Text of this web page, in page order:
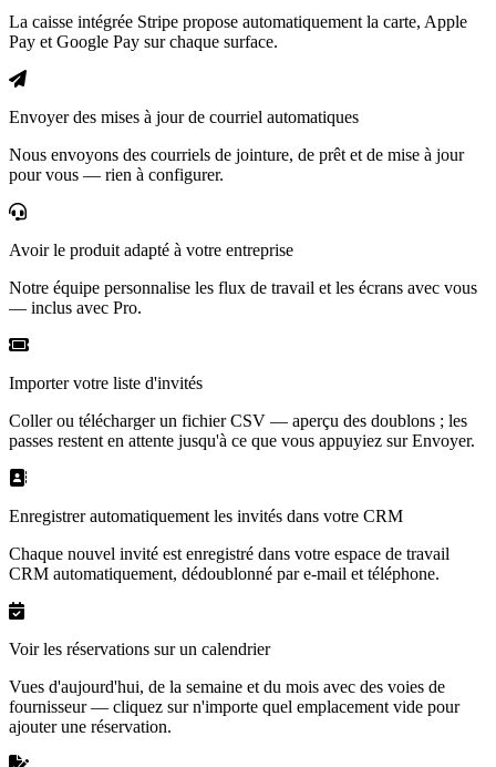
La caisse intégrée Stripe propose automatiquement la carte, Apple
Pay et Google Pay sur chaque surface.
Envoyer des mises à jour de courriel automatiques
Nous envoyons des courriels de jointure, de prêt et de mise à jour
pour vous — rien à configurer.
Avoir le produit adapté à votre entreprise
Notre équipe personnalise les flux de travail et les écrans avec vous
— inclus avec Pro.
Importer votre liste d'invités
Coller ou télécharger un fichier CSV — aperçu des doublons ; les
passes restent en attente jusqu'à ce que vous appuyiez sur Envoyer.
Enregistrer automatiquement les invités dans votre CRM
Chaque nouvel invité est enregistré dans votre espace de travail
CRM automatiquement, dédoublonné par e-mail et téléphone.
Voir les réservations sur un calendrier
Vues d'aujourd'hui, de la semaine et du mois avec des voies de
fournisseur — cliquez sur n'importe quel emplacement vide pour
ajouter une réservation.